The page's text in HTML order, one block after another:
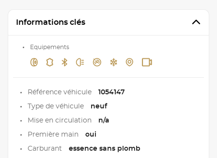
Informations clés
Equipements
Référence véhicule 1054147
Type de véhicule neuf
Mise en circulation n/a
Première main oui
Carburant essence sans plomb